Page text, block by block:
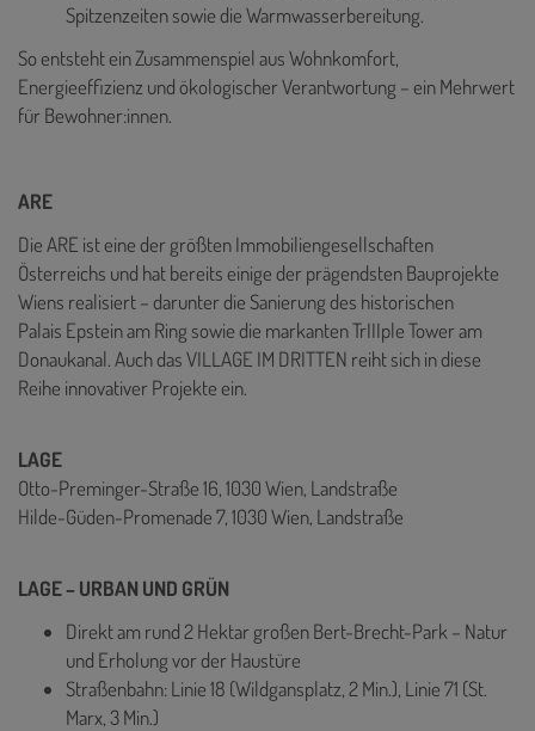
Spitzenzeiten sowie die Warmwasserbereitung.
So entsteht ein Zusammenspiel aus Wohnkomfort,
Energieeffizienz und ökologischer Verantwortung – ein Mehrwert
für Bewohner:innen.
ARE
Die ARE ist eine der größten Immobiliengesellschaften
Österreichs und hat bereits einige der prägendsten Bauprojekte
Wiens realisiert – darunter die Sanierung des historischen
Palais Epstein am Ring sowie die markanten TrIIIple Tower am
Donaukanal. Auch das VILLAGE IM DRITTEN reiht sich in diese
Reihe innovativer Projekte ein.
LAGE
Otto-Preminger-Straße 16, 1030 Wien, Landstraße
Hilde-Güden-Promenade 7, 1030 Wien, Landstraße
LAGE – URBAN UND GRÜN
Direkt am rund 2 Hektar großen Bert-Brecht-Park – Natur
und Erholung vor der Haustüre
Straßenbahn: Linie 18 (Wildgansplatz, 2 Min.), Linie 71 (St.
Marx, 3 Min.)